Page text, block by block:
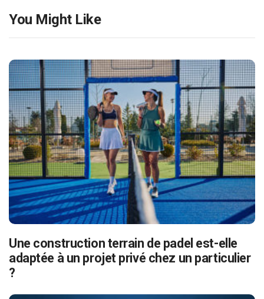
You Might Like
Une construction terrain de padel est-elle
adaptée à un projet privé chez un particulier
?